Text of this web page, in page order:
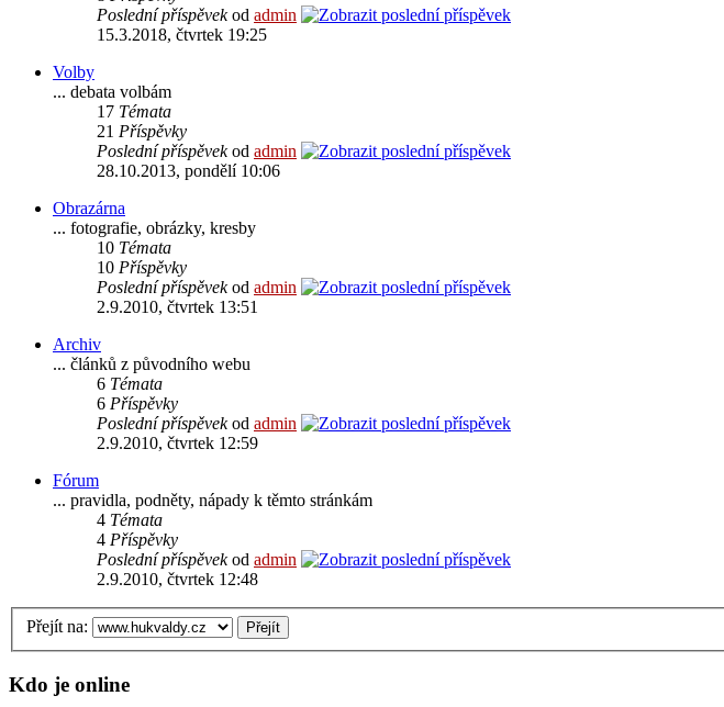
Poslední příspěvekod admin
15.3.2018, čtvrtek 19:25
Volby
... debata volbám
17 Témata
21 Příspěvky
Poslední příspěvekod admin
28.10.2013, pondělí 10:06
Obrazárna
... fotografie, obrázky, kresby
10 Témata
10 Příspěvky
Poslední příspěvekod admin
2.9.2010, čtvrtek 13:51
Archiv
... článků z původního webu
6 Témata
6 Příspěvky
Poslední příspěvekod admin
2.9.2010, čtvrtek 12:59
Fórum
... pravidla, podněty, nápady k těmto stránkám
4 Témata
4 Příspěvky
Poslední příspěvekod admin
2.9.2010, čtvrtek 12:48
Přejít na:
Kdo je online